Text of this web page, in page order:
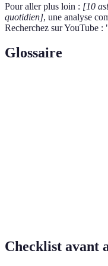
Pour aller plus loin : [10
quotidien], une analyse
Recherchez sur YouTube :
Glossaire
Checklist avant